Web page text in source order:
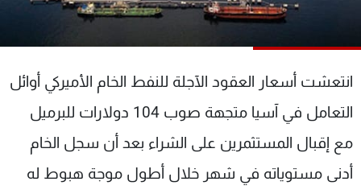
انتعشت أسعار العقود الآجلة للنفط الخام الأميركي أوائل
التعامل في آسيا متجهة صوب 104 دولارات للبرميل
مع إقبال المستثمرين على الشراء بعد أن سجل الخام
أدنى مستوياته في شهر خلال أطول موجة هبوط له
جدول البرامج
شاهد البرامج
الإنـتـاج
لاعلاناتكم
وظائف
تواصل معنا
شروط الإسـتخدام
سياسة الخصوصية